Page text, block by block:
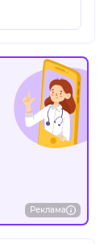
Реклама